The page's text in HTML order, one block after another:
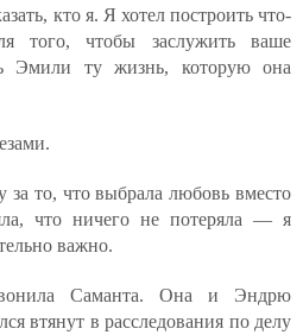
кто я. Я хотел построить что-
того, чтобы заслужить ваше
Эмили ту жизнь, которую она
за то, что выбрала любовь вместо
что ничего не потеряла — я
важно.
Саманта. Она и Эндрю
втянут в расследования по делу